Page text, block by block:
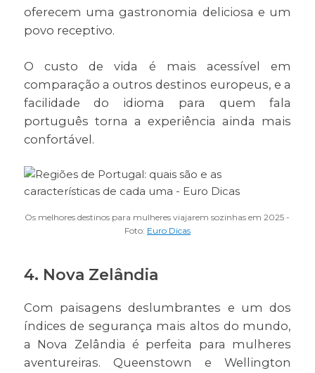
oferecem uma gastronomia deliciosa e um
povo receptivo.
O custo de vida é mais acessível em
comparação a outros destinos europeus, e a
facilidade do idioma para quem fala
português torna a experiência ainda mais
confortável.
Os melhores destinos para mulheres viajarem sozinhas em 2025 -
Foto: Euro Dicas
4. Nova Zelândia
Com paisagens deslumbrantes e um dos
índices de segurança mais altos do mundo,
a Nova Zelândia é perfeita para mulheres
aventureiras. Queenstown e Wellington